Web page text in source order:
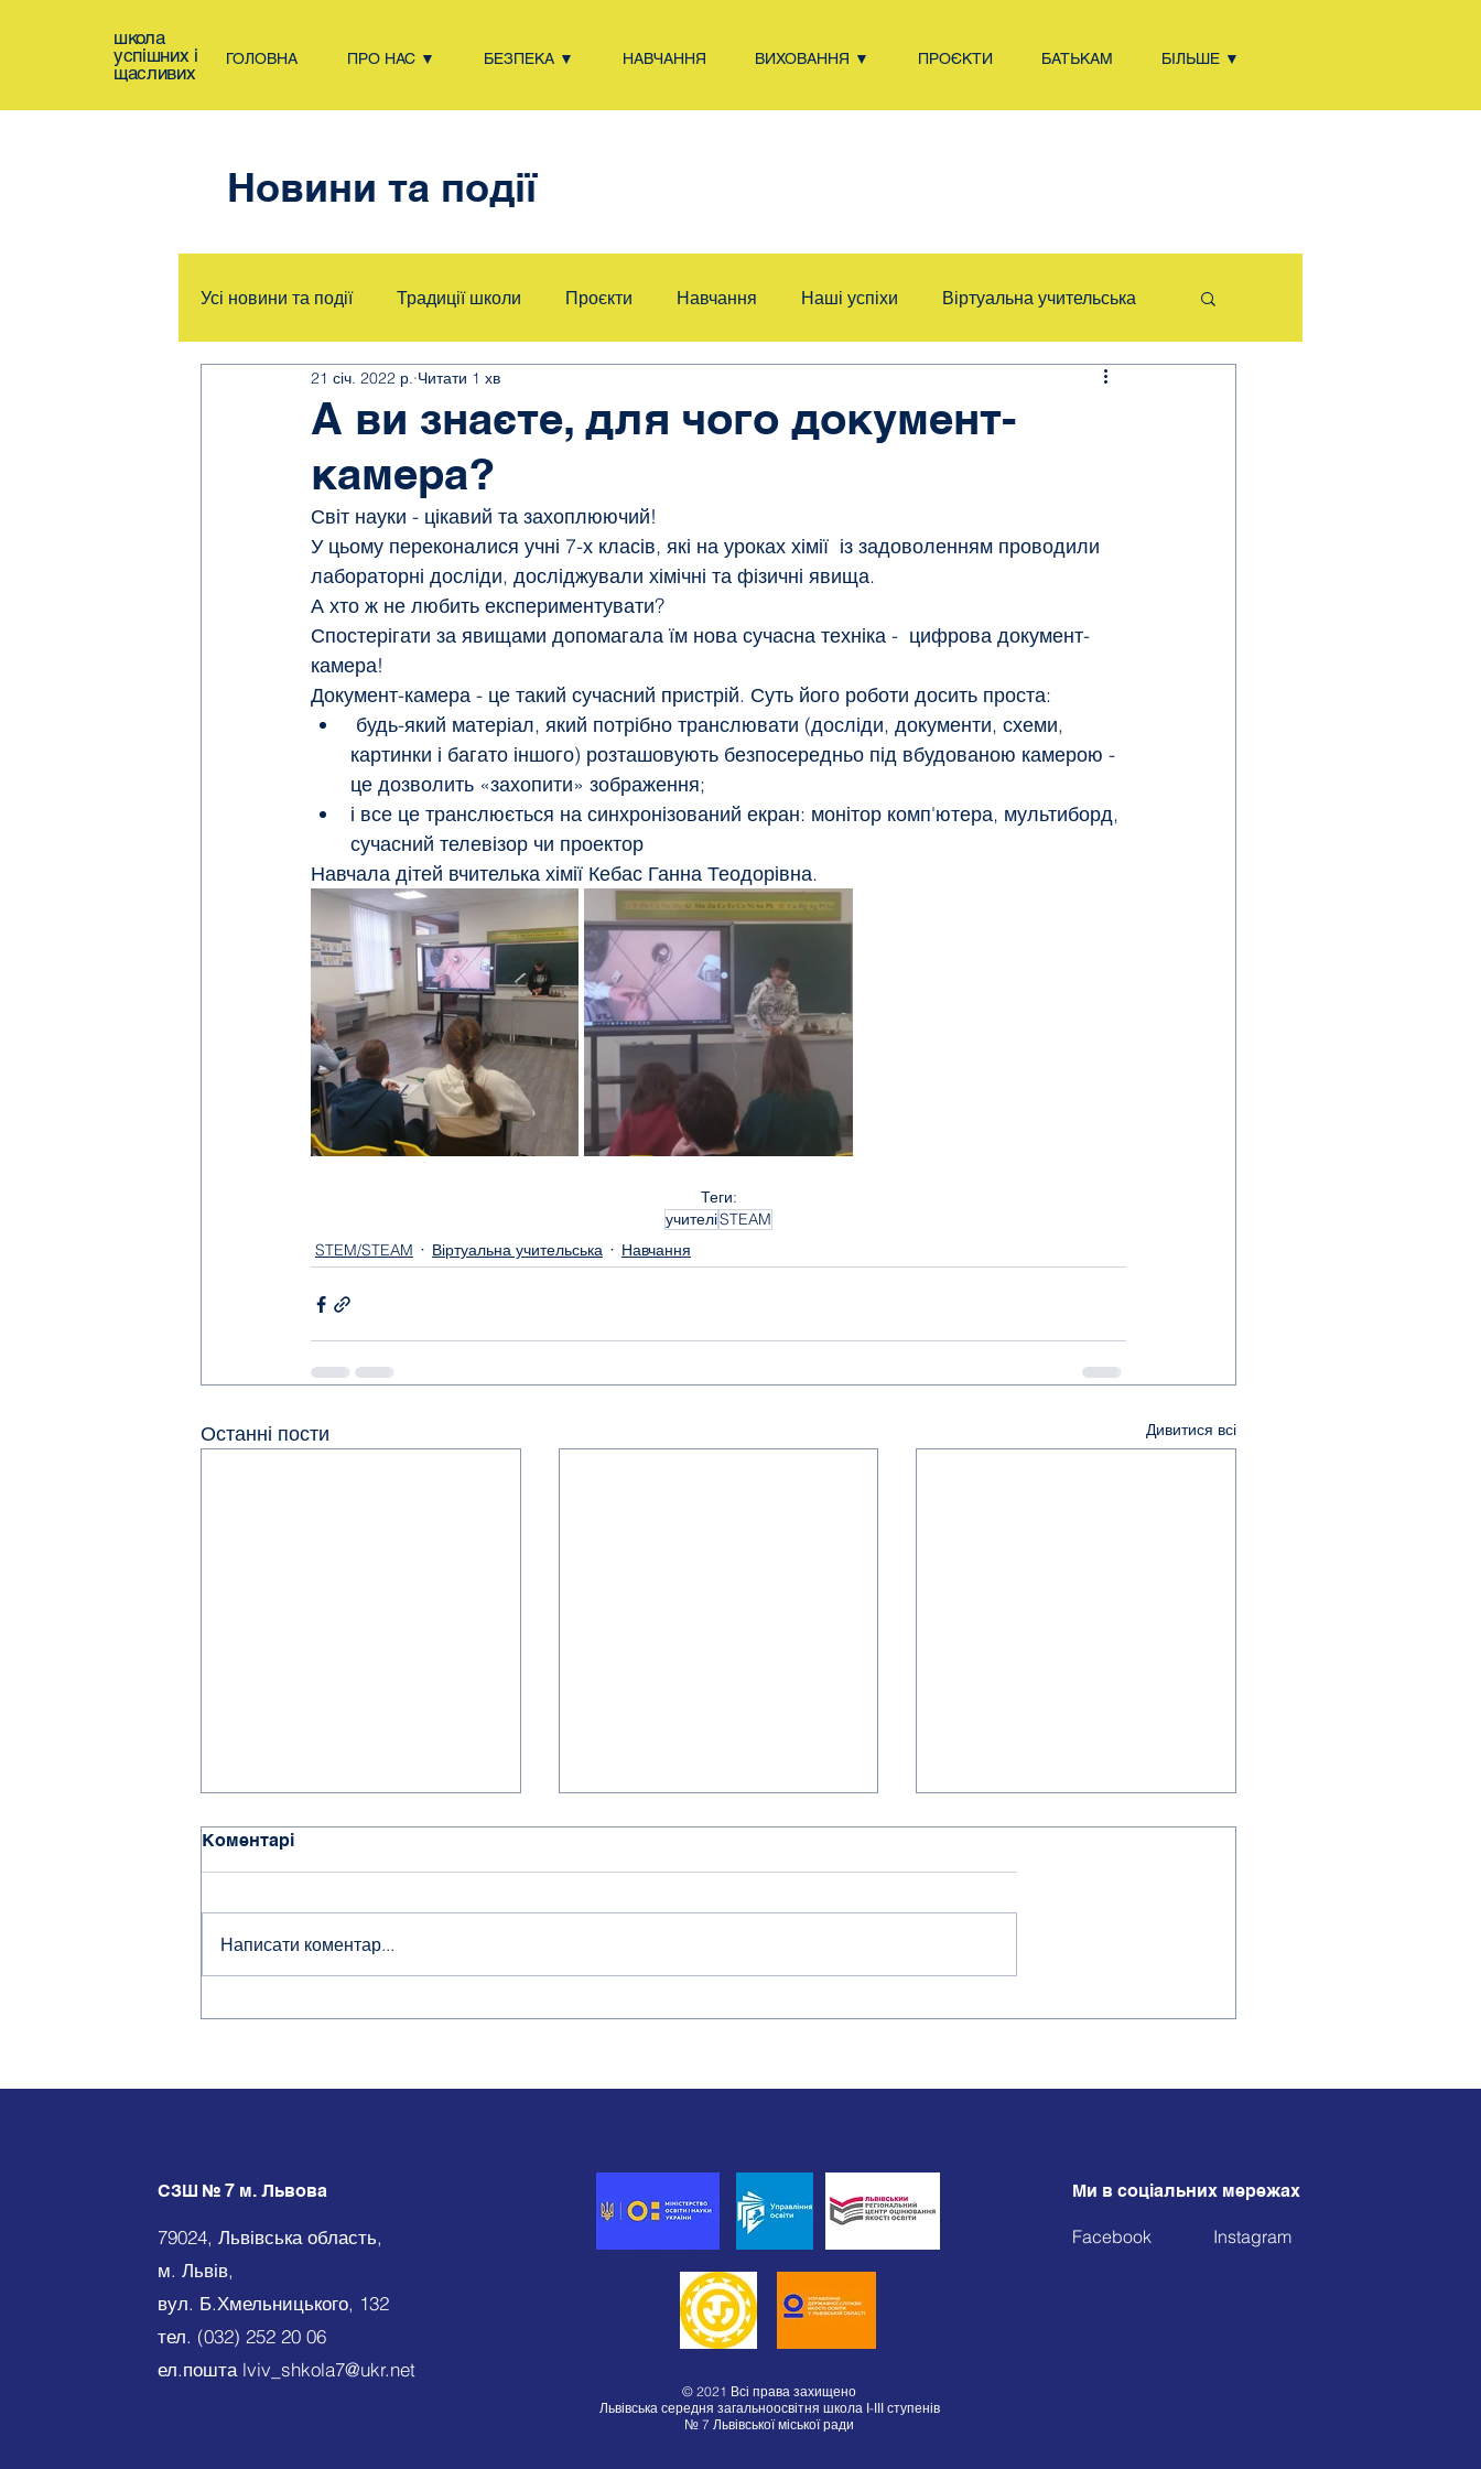
школа
успішних і
щасливих
ГОЛОВНА ПРО НАС ▼ БЕЗПЕКА ▼ НАВЧАННЯ ВИХОВАННЯ ▼ ПРОЄКТИ БАТЬКАМ БІЛЬШЕ ▼
Новини та події
Усі новини та події Традиції школи Проєкти Навчання Наші успіхи Віртуальна учительська
Оголошення Спорт Самоврядування
Школа і батьки разом Ми - патріоти
PROпрофесії Школа Дозвілля Для ЗСУ
А ви знаєте, для чого документ-
камера?
21 січ. 2022 р. Читати 1 хв
Світ науки - цікавий та захоплюючий!
У цьому переконалися учні 7-х класів, які на уроках хімії  із задоволенням проводили
лабораторні досліди, досліджували хімічні та фізичні явища.
А хто ж не любить експериментувати?
Спостерігати за явищами допомагала їм нова сучасна техніка -  цифрова документ-
камера!
Документ-камера - це такий сучасний пристрій. Суть його роботи досить проста:
картинки і багато іншого) розташовують безпосередньо під вбудованою камерою -
це дозволить «захопити» зображення;
і все це транслюється на синхронізований екран: монітор комп'ютера, мультиборд,
сучасний телевізор чи проектор
Навчала дітей вчителька хімії Кебас Ганна Теодорівна.
Теги:
учителіSTEAM
STEM/STEAM
Віртуальна учительська Навчання
Останні пости Дивитися всі
Коментарі
Написати коментар...
СЗШ № 7 м. Львова
79024, Львівська область,
м. Львів,
вул. Б.Хмельницького, 132
тел. (032) 252 20 06
ел.пошта lviv_shkola7@ukr.net
© 2021 Всі права захищено
Львівська середня загальноосвітня школа І-ІІІ ступенів
№ 7 Львівської міської ради
Ми в соціальних мережах
Facebook Instagram